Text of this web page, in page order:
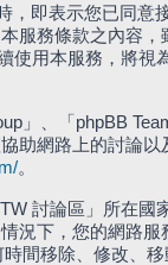
，即表示您已同意
服務條款之內容
使用本服務，將視
」、「phpBB
助網路上的討論以
。
討論區」所在國
況下，您的網路服
間移除、修改、